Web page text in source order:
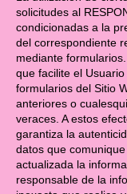
solicitudes al
condicionadas a la
del correspondiente
mediante
que facilite el
formularios del Sitio
anteriores o
veraces. A estos
garantiza la
datos que
actualizada la
responsable de la